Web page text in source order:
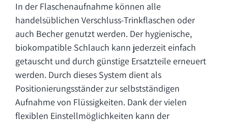
In der Flaschenaufnahme können alle
handelsüblichen Verschluss-Trinkflaschen oder
auch Becher genutzt werden. Der hygienische,
biokompatible Schlauch kann jederzeit einfach
getauscht und durch günstige Ersatzteile erneuert
werden. Durch dieses System dient als
Positionierungsständer zur selbstständigen
Aufnahme von Flüssigkeiten. Dank der vielen
flexiblen Einstellmöglichkeiten kann der